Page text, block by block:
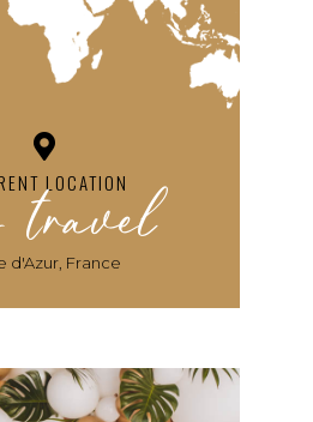
LOCATION
travel
d'Azur, France